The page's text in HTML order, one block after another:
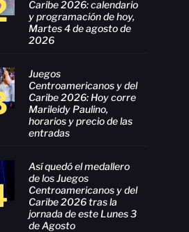
Caribe 2026: calendario
y programación de hoy,
Martes 4 de agosto de
2026
Juegos
Centroamericanos y del
Caribe 2026: Hoy corre
Marileidy Paulino,
horarios y precio de las
entradas
Así quedó el medallero
de los Juegos
Centroamericanos y del
Caribe 2026 tras la
jornada de este Lunes 3
de Agosto